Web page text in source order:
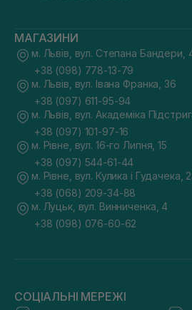
МАГАЗИНИ
м. Львів, вул. Степана Бандери,
+38 (098) 778-13-79
м. Львів, вул. Івана Франка, 36
+38 (097) 611-95-94
м. Львів, вул. Академіка
+38 (097) 101-97-16
м. Рівне, вул. 16-го Липня, 15
+38 (097) 544-61-44
м. Рівне, вул. Кулика і Гудачека,
+38 (068) 209-34-88
м. Луцьк, вул. Винниченка, 4
+38 (098) 076-60-62
СОЦІАЛЬНІ МЕРЕЖІ